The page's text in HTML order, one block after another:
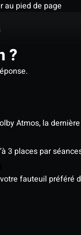
au pied de page
?
Atmos, la
3 places par
fauteuil préféré